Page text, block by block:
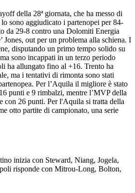
della 28ª giornata, che ha messo di
sono aggiudicato i partenopei per 84-
da 29-8 contro una Dolomiti Energia
Jones, out per un problema alla schiena. I
disputando un primo tempo solido su
sono incappati in un terzo periodo
ha allungato fino al +16. Trento ha
ma i tentativi di rimonta sono stati
Per l’Aquila il migliore è stato
punti e 9 rimbalzi, mentre l’MVP della
con 26 punti. Per l'Aquila si tratta della
otto partite di campionato, una serie
inizia con Steward, Niang, Jogela,
risponde con Mitrou-Long, Bolton,